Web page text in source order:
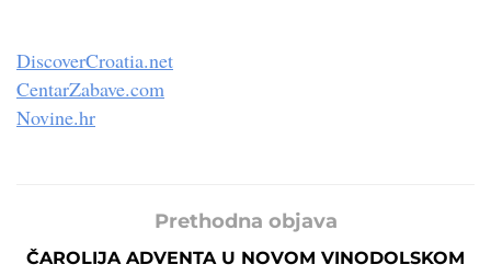
DiscoverCroatia.net
CentarZabave.com
Novine.hr
Prethodna objava
ČAROLIJA ADVENTA U NOVOM VINODOLSKOM